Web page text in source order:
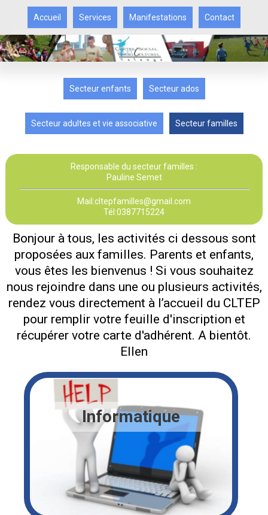
Accueil Services Manifestations Contact
Secteur enfants Secteur ados
Secteur adultes et vie associative Secteur familles
Responsable du secteur familles :
Pauline Semet
Mail:cltepfamilles@gmail.com
Tél:0387715224
Bonjour à tous, les activités ci dessous sont
proposées aux familles. Parents et enfants,
vous êtes les bienvenus ! Si vous souhaitez
nous rejoindre dans une ou plusieurs activités,
rendez vous directement à l’accueil du CLTEP
pour remplir votre feuille d'inscription et
récupérer votre carte d'adhérent. A bientôt.
Ellen
Informatique